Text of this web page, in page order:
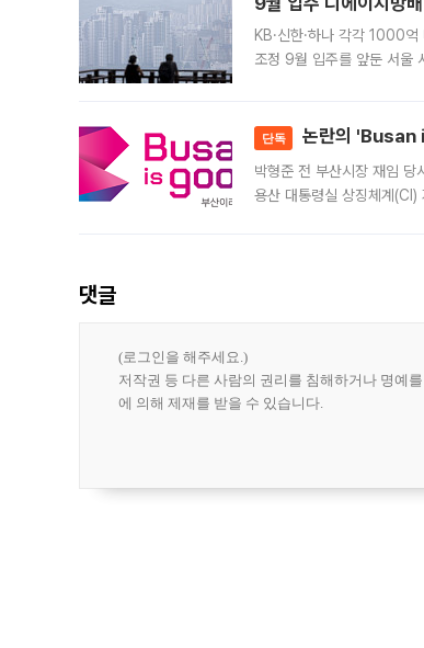
KB·신한·하나 각각 1000
조정 9월 입주를 앞둔 서울
단독 논란의 'Busan
박형준 전 부산시장 재임
용산 대통령실 상징체계
댓글